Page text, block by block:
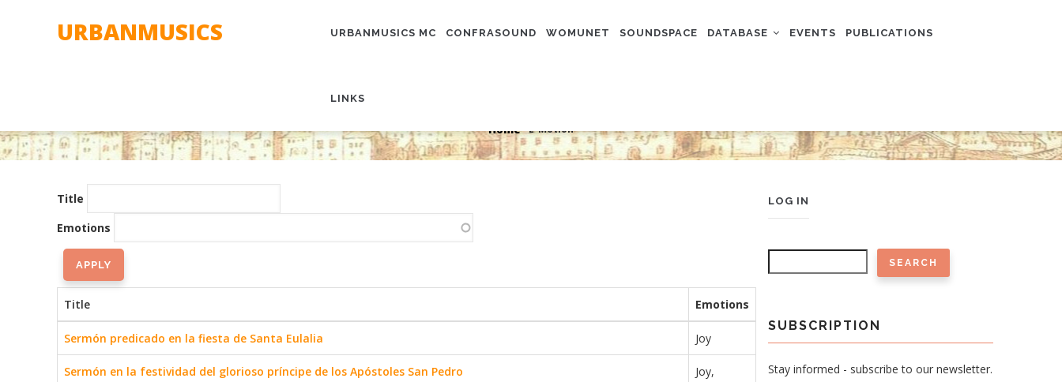
URBANMUSICS
NAVIGATION
URBANMUSICS MC CONFRASOUND WOMUNET SOUNDSPACE DATABASE EVENTS PUBLICATIONS
LINKS
Breadcrumb
Home-E-Motion
Title
Emotions
Title Emotions
Sermón predicado en la fiesta de Santa Eulalia Joy
Sermón en la festividad del glorioso príncipe de los Apóstoles San Pedro
Joy,
USER
ACCOUNT
LOG IN
SUBSCRIPTION
Stay informed - subscribe to our newsletter.